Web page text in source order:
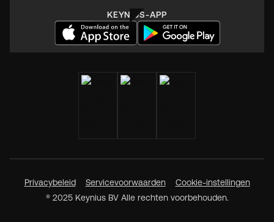
KEYNIUS-APP
® 2025 Keynius BV Alle rechten voorbehouden.
Privacybeleid Servicevoorwaarden Cookie-instellingen